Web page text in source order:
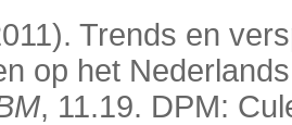
Trends en
op het
, 11.19. DPM: